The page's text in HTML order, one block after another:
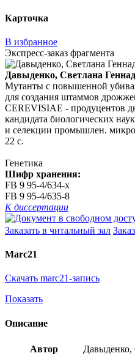
Карточка
В избранное
Экспресс-заказ фрагмента
Давыденко, Светлана
Мутанты с повышенной
для создания штаммов
CEREVISIAE - продуцентов
кандидата биологических
и селекции промышлен.
22 с.
Генетика
Шифр хранения:
FB 9 95-4/634-x
FB 9 95-4/635-8
К диссертации
Заказать в читальный зал
Marc21
Скачать marc21-запись
Показать
Описание
Автор Давыденко,